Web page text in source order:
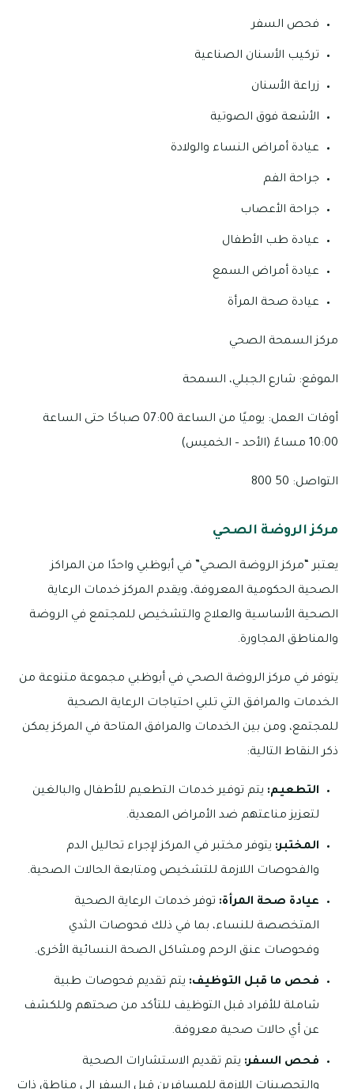
فحص السفر
تركيب الأسنان الصناعية
زراعة الأسنان
الأشعة فوق الصوتية
عيادة أمراض النساء والولادة
جراحة الفم
جراحة الأعصاب
عيادة طب الأطفال
عيادة أمراض السمع
عيادة صحة المرأة
مركز السمحة الصحي
الموقع: شارع الجبلي، السمحة
أوقات العمل: يوميًا من الساعة 07:00 صباحًا حتى الساعة
10:00 مساءً (الأحد – الخميس)
التواصل: 50 800
مركز الروضة الصحي
يعتبر “مركز الروضة الصحي” في أبوظبي واحدًا من المراكز
الصحية الحكومية المعروفة، ويقدم المركز خدمات الرعاية
الصحية الأساسية والعلاج والتشخيص للمجتمع في الروضة
والمناطق المجاورة.
يتوفر في مركز الروضة الصحي في أبوظبي مجموعة متنوعة من
الخدمات والمرافق التي تلبي احتياجات الرعاية الصحية
للمجتمع، ومن بين الخدمات والمرافق المتاحة في المركز يمكن
ذكر النقاط التالية:
التطعيم: يتم توفير خدمات التطعيم للأطفال والبالغين
لتعزيز مناعتهم ضد الأمراض المعدية.
المختبر: يتوفر مختبر في المركز لإجراء تحاليل الدم
والفحوصات اللازمة للتشخيص ومتابعة الحالات الصحية.
عيادة صحة المرأة: توفر خدمات الرعاية الصحية
المتخصصة للنساء، بما في ذلك فحوصات الثدي
وفحوصات عنق الرحم ومشاكل الصحة النسائية الأخرى.
فحص ما قبل التوظيف: يتم تقديم فحوصات طبية
شاملة للأفراد قبل التوظيف للتأكد من صحتهم وللكشف
عن أي حالات صحية معروفة.
فحص السفر: يتم تقديم الاستشارات الصحية